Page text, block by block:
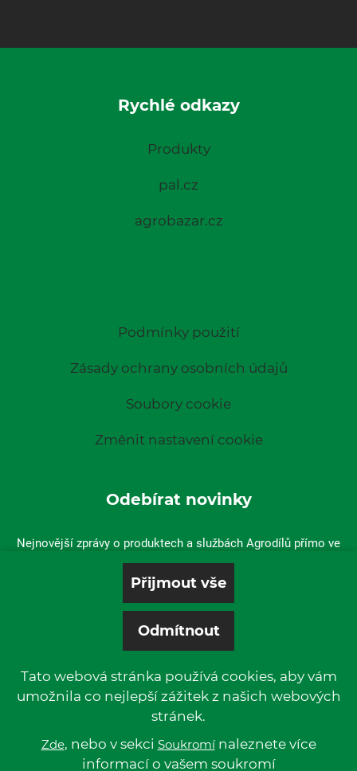
Rychlé odkazy
Produkty
pal.cz
agrobazar.cz
Podmínky použití
Zásady ochrany osobních údajů
Soubory cookie
Změnit nastavení cookie
Odebírat novinky
Nejnovější zprávy o produktech a službách Agrodílů přímo ve
vaší doručené poště.
© 2019 P & L, spol. s r. o. | All rights reserved.
Powered byKentico
Tato webová stránka používá cookies, aby vám
umožnila co nejlepší zážitek z našich webových
stránek.
Zde, nebo v sekci Soukromínaleznete více
informací o vašem soukromí